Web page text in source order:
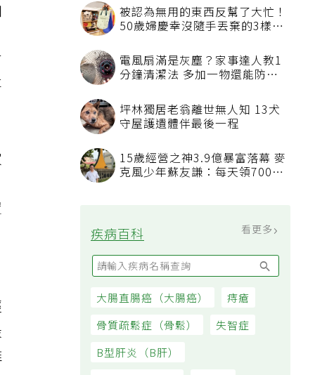
被認為無用的東西反幫了大忙！
50歲婦慶幸沒隨手丟棄的3樣物
電風扇滿是灰塵？家事達人教1
坪林獨居老翁離世無人知 13犬
守屋護遺體伴最後一程
15歲經營之神3.9億暴富落幕 麥
疾病百科